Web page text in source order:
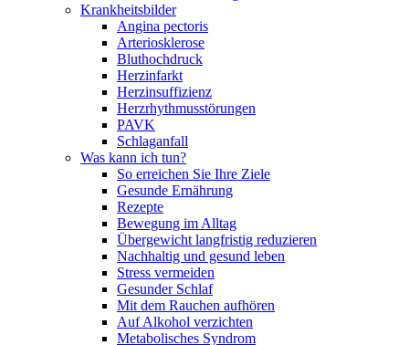
Krankheitsbilder
Angina pectoris
Arteriosklerose
Bluthochdruck
Herzinfarkt
Herzinsuffizienz
Herzrhythmusstörungen
PAVK
Schlaganfall
Was kann ich tun?
So erreichen Sie Ihre Ziele
Gesunde Ernährung
Rezepte
Bewegung im Alltag
Übergewicht langfristig reduzieren
Nachhaltig und gesund leben
Stress vermeiden
Gesunder Schlaf
Mit dem Rauchen aufhören
Auf Alkohol verzichten
Metabolisches Syndrom